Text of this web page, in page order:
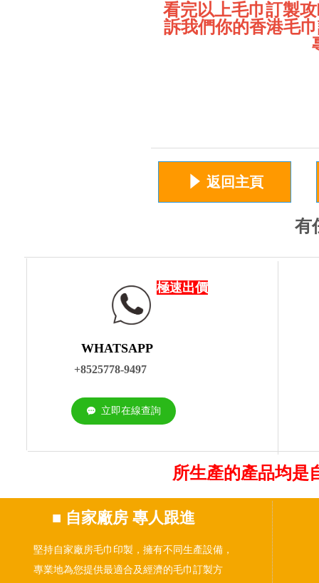
看完以上毛巾訂製
訴我們你的香港毛
념 返回主頁
WHATSAPP
+8525778-9497
끁 立即在線查詢
極速出價
所生產的產品均是
■ 自家廠房 專人跟進
堅持自家廠房毛巾印製，擁有不同生產設備，
專業地為您提供最適合及經濟的毛巾訂製方
有